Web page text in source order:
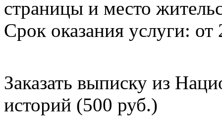
страницы и место
Срок оказания услуги: от
Заказать выписку из
историй (500 руб.)